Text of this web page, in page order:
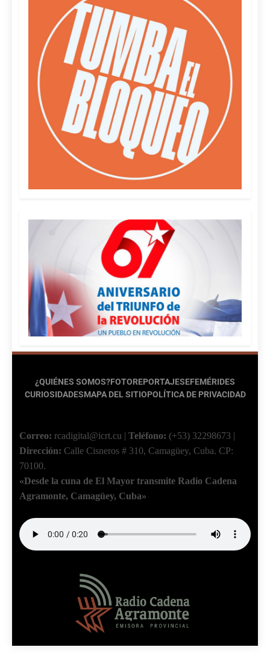
¿QUIÉNES SOMOS?FOTOREPORTAJESEFEMÉRIDES
CURIOSIDADESMAPA DEL SITIOPOLÍTICA DE PRIVACIDAD
Correo: rcadigital@icrt.cu | Teléfono: (+53) 32298673 |
Dirección: Calle Cisneros # 310, Camagüey, Cuba. CP:
70100.
«Desde la cuna de El Mayor transmite Radio Cadena
Agramonte, Camagüey, Cuba»